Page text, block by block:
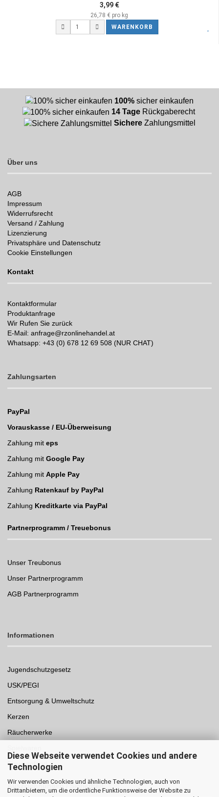
Diese Webseite verwendet Cookies und andere
Technologien
Wir verwenden Cookies und ähnliche Technologien, auch von
Drittanbietern, um die ordentliche Funktionsweise der Website zu
3,99 €
26,78 € pro kg
WARENKORB
100% sicher einkaufen
14 Tage Rückgaberecht
Sichere Zahlungsmittel
Über uns
AGB
Impressum
Widerrufsrecht
Versand / Zahlung
Lizenzierung
Privatsphäre und Datenschutz
Cookie Einstellungen
Kontakt
Kontaktformular
Produktanfrage
Wir Rufen Sie zurück
E-Mail: anfrage@rzonlinehandel.at
Whatsapp: +43 (0) 678 12 69 508 (NUR CHAT)
Zahlungsarten
PayPal
Vorauskasse / EU-Überweisung
Zahlung mit eps
Zahlung mit Google Pay
Zahlung mit Apple Pay
Zahlung Ratenkauf by PayPal
Zahlung Kreditkarte via PayPal
Partnerprogramm / Treuebonus
Unser Treubonus
Unser Partnerprogramm
AGB Partnerprogramm
Informationen
Jugendschutzgesetz
USK/PEGI
Entsorgung & Umweltschutz
Kerzen
Räucherwerke
Einwegpfand
Auszeichnungen /Sicherheit